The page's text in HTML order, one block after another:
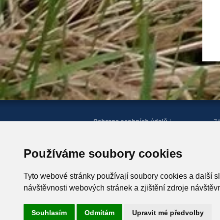
Používáme soubory cookies
Tyto webové stránky používají soubory cookies a další
návštěvnosti webových stránek a zjištění zdroje
Souhlasím Odmítám Upravit mé předvolby
Ochrana osobních údajů|
543 51 Špindlerův Mlýn 260,
T +420 499 433 230
Vyrobil Simopt, s.r.o., 2026